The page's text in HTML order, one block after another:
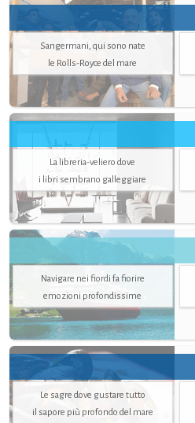
Sangermani, qui sono nate
le Rolls-Royce del mare
La libreria-veliero dove
i libri sembrano galleggiare
Navigare nei fiordi fa fiorire
emozioni profondissime
Le sagre dove gustare tutto
il sapore più profondo del mare